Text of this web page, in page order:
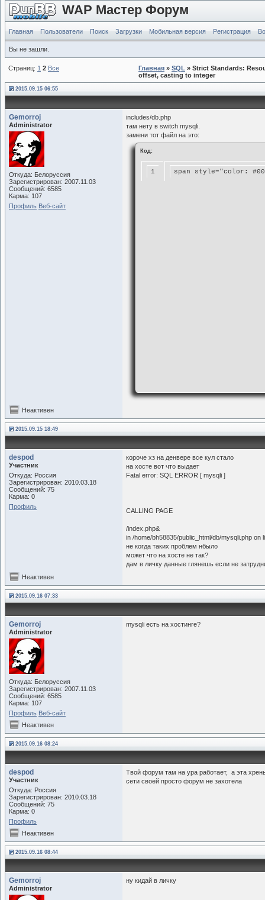
WAP Мастер Форум
Главная Пользователи Поиск Загрузки Мобильная версия Регистрация
Вы не зашли.
Страниц: 1 2 Все Главная » SQL » Strict Standards:
offset, casting to integer
2015.09.15 06:55
Gemorroj
Administrator
Откуда: Белоруссия
Зарегистрирован: 2007.11.03
Сообщений: 6585
Карма: 107
Профиль Веб-сайт
includes/db.php
там нету в switch mysqli.
замени тот файл на это:
Код:
1 span style="color:
Неактивен
2015.09.15 18:49
despod
Участник
Откуда: Россия
Зарегистрирован: 2010.03.18
Сообщений: 75
Карма: 0
Профиль
короче хз на денвере все кул стало
на хосте вот что выдает
Fatal error: SQL ERROR [ mysqli ]
CALLING PAGE
/index.php&
in /home/bh58835/public_html/db/mysqli.php on
не когда таких проблем нбыло
может что на хосте не так?
дам в личку данные глянешь если не
Неактивен
2015.09.16 07:33
Gemorroj
Administrator
Откуда: Белоруссия
Зарегистрирован: 2007.11.03
Сообщений: 6585
Карма: 107
Профиль Веб-сайт
mysqli есть на хостинге?
Неактивен
2015.09.16 08:24
despod
Участник
Откуда: Россия
Зарегистрирован: 2010.03.18
Сообщений: 75
Карма: 0
Профиль
Твой форум там на ура работает, а эта
сети своей просто форум не захотела
Неактивен
2015.09.16 08:44
Gemorroj
Administrator
ну кидай в личку